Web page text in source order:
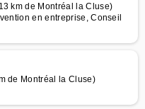
km de Montréal la Cluse)
en entreprise, Conseil
de Montréal la Cluse)